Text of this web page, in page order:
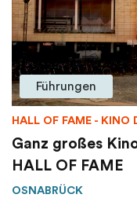
Führungen
HALL OF FAME - KINO
Ganz großes
HALL OF FAME
OSNABRÜCK